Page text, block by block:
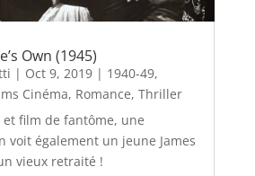
Own (1945)
| Oct 9, 2019| 1940-49,
Cinéma, Romance, Thriller
et film de fantôme, une
voit également un jeune James
vieux retraité !